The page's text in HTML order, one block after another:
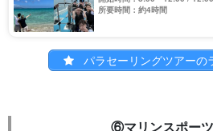
所要時間：約4時間
パラセーリングツアーの
⑥マリンスポー